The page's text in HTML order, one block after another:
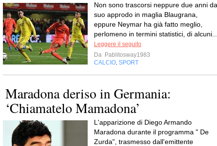
Non sono trascorsi neppure due anni
suo approdo in maglia Blaugrana,
eppure Neymar ha già fatto meglio,
perlomeno in termini statistici, di
Leggere il seguito
Da Pablitosway1983
CALCIO SPORT
Maradona deriso in Germania:
‘Chiamatelo Mamadona’
L'apparizione di Diego Armando
Maradona durante il programma " De
Zurda", trasmesso dall'emittente